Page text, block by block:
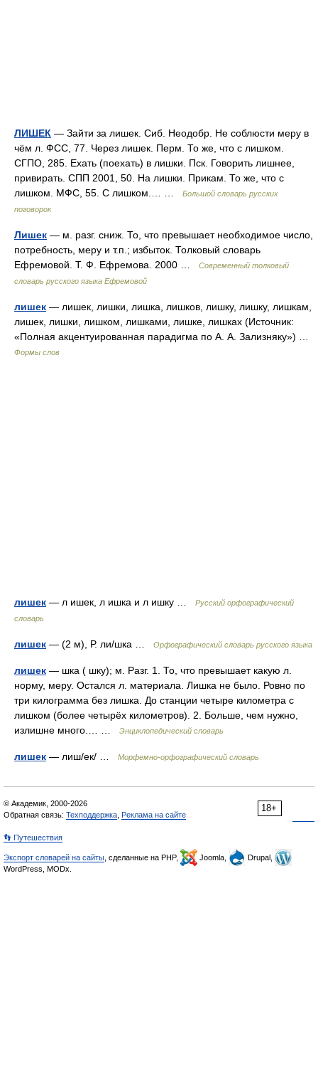
ЛИШЕК — Зайти за лишек. Сиб. Неодобр. Не соблюсти меру в
чём л. ФСС, 77. Через лишек. Перм. То же, что с лишком.
СГПО, 285. Ехать (поехать) в лишки. Пск. Говорить лишнее,
привирать. СПП 2001, 50. На лишки. Прикам. То же, что с
лишком. МФС, 55. С лишком.… …
Большой словарь русских
поговорок
Лишек — м. разг. сниж. То, что превышает необходимое число,
потребность, меру и т.п.; избыток. Толковый словарь
Ефремовой. Т. Ф. Ефремова. 2000 …
Современный толковый
словарь русского языка Ефремовой
лишек — лишек, лишки, лишка, лишков, лишку, лишку, лишкам,
лишек, лишки, лишком, лишками, лишке, лишках (Источник:
«Полная акцентуированная парадигма по А. А. Зализняку») …
Формы слов
лишек — л ишек, л ишка и л ишку …
Русский орфографический
словарь
лишек — (2 м), Р. ли/шка … Орфографический словарь русского языка
лишек — шка ( шку); м. Разг. 1. То, что превышает какую л.
норму, меру. Остался л. материала. Лишка не было. Ровно по
три килограмма без лишка. До станции четыре километра с
лишком (более четырёх километров). 2. Больше, чем нужно,
излишне много.… …
Энциклопедический словарь
лишек — лиш/ек/ … Морфемно-орфографический словарь
18+
© Академик, 2000-2026
Обратная связь: Техподдержка Реклама на сайте
👣 Путешествия
Экспорт словарей на сайты , сделанные на PHP, Joomla,
Drupal,
WordPress, MODx.